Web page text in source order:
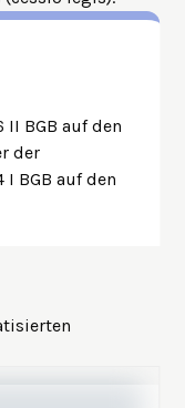
BGB auf den
der
BGB auf den